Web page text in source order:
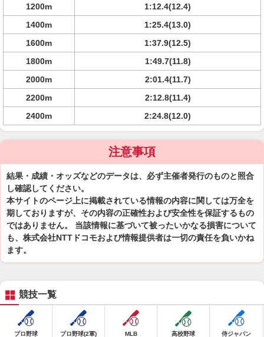
1200m
1:12.4(12.4)
1400m
1:25.4(13.0)
1600m
1:37.9(12.5)
1800m
1:49.7(11.8)
2000m
2:01.4(11.7)
2200m
2:12.8(11.4)
2400m
2:24.8(12.0)
注意事項
結果・成績・オッズなどのデータは、必ず主催者発行のものと照合
し確認してください。
本サイトのページ上に掲載されている情報の内容に関しては万全を
期しておりますが、その内容の正確性および安全性を保証するもの
ではありません。 当該情報に基づいて被ったいかなる損害について
も、株式会社NTTドコモおよび情報提供者は一切の責任を負いかね
ます。
競技一覧
プロ野球 プロ野球(2軍) MLB 高校野球 侍ジャパン